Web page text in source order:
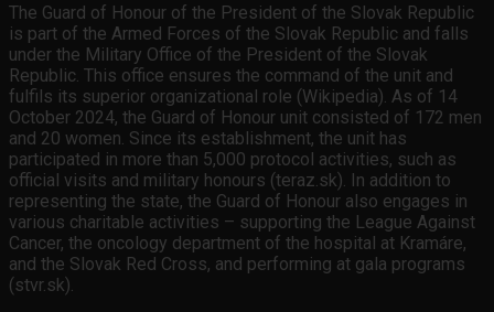
The Guard of Honour of the President of the Slovak Republic
is part of the Armed Forces of the Slovak Republic and falls
under the Military Office of the President of the Slovak
Republic. This office ensures the command of the unit and
fulfils its superior organizational role (Wikipedia). As of 14
October 2024, the Guard of Honour unit consisted of 172 men
and 20 women. Since its establishment, the unit has
participated in more than 5,000 protocol activities, such as
official visits and military honours (teraz.sk). In addition to
representing the state, the Guard of Honour also engages in
various charitable activities – supporting the League Against
Cancer, the oncology department of the hospital at Kramáre,
and the Slovak Red Cross, and performing at gala programs
(stvr.sk).